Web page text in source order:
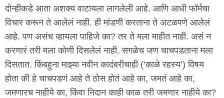
दोन्हीकडे आता अशक्य वाटायला लागलेली आहे. आणि आधी फॉर्मचा
विचार करून ते आलेलं नाही. ही मांडणी करताना ते अटळपणे आलेलं
आहे. पण असंच व्हायला पाहिजे का? तर ते मला माहीत नाही. असं न
करणारं तरी मला कोणी दिसलेलं नाही. सगळेच जण चाचपडताना मला
दिसतात. किंबहुना माझ्या नवीन कादंबरीचाही (‘काळे रहस्य’) विषय
होता की हे चाचपडणं आहे ते ठोस होतं आहे का, जमतं आहे का,
जमणारच नाहीये का, किंवा निदान काही काळ तरी जमणार नाहीये का?